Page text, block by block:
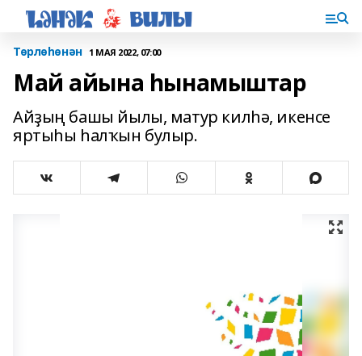
Төрлөһөнән 1 МАЯ 2022, 07:00
Май айына һынамыштар
Айҙың башы йылы, матур килһә, икенсе
яртыһы һалҡын булыр.